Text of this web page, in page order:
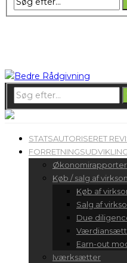
STATSAUTORISERET
FORRETNINGSUDVIKLING
Køb / salg af
Køb af
Salg af
Due
Earn-out
Iværksætter